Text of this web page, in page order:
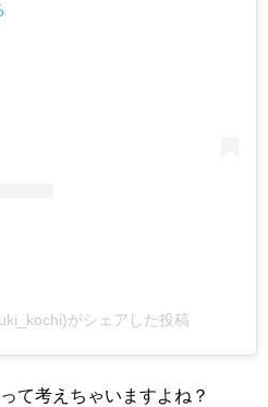
がシェアした投稿
って考えちゃいますよね？